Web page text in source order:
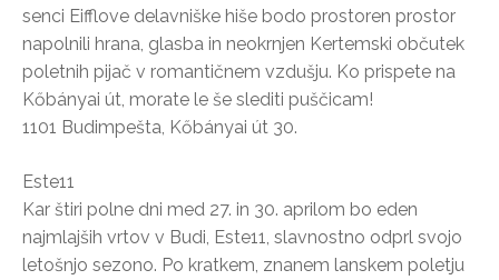
senci Eifflove delavniške hiše bodo prostoren prostor
napolnili hrana, glasba in neokrnjen Kertemski občutek
poletnih pijač v romantičnem vzdušju. Ko prispete na
Kőbányai út, morate le še slediti puščicam!
1101 Budimpešta, Kőbányai út 30.
Este11
Kar štiri polne dni med 27. in 30. aprilom bo eden
najmlajših vrtov v Budi, Este11, slavnostno odprl svojo
letošnjo sezono. Po kratkem, znanem lanskem poletju